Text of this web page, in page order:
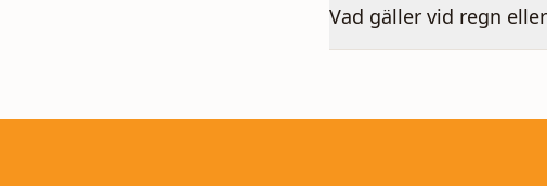
Vad gäller vid regn